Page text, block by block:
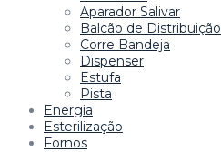
Aparador Salivar
Balcão de Distribuição
Corre Bandeja
Dispenser
Estufa
Pista
Energia
Esterilização
Fornos